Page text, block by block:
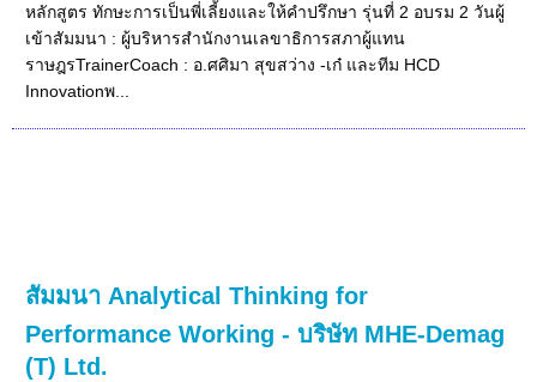
หลักสูตร ทักษะการเป็นพี่เลี้ยงและให้คำปรึกษา รุ่นที่ 2 อบรม 2 วันผู้
เข้าสัมมนา : ผู้บริหารสำนักงานเลขาธิการสภาผู้แทน
ราษฎรTrainerCoach : อ.ศศิมา สุขสว่าง -เก๋ และทีม HCD
Innovationพ...
สัมมนา Analytical Thinking for
Performance Working - บริษัท MHE-Demag
(T) Ltd.